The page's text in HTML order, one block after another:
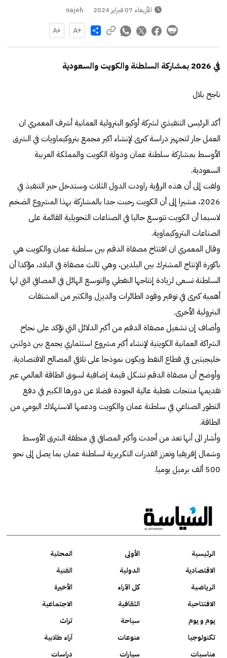
الأربعاء 07 فبراير 2024 najeh
Share
في 2026 بمشاركة السلطنة والكويت والسعودية
ناجح بلال
أكد الرئيس التنفيذي لشركة أوكيو البترولية العمانية أشرف المعمري ان
العمل جار لتجهيز دراسة كبرى لإنشاء اكبر مجمع بتروكيماويات في الشرق
الأوسط بمشاركة سلطنة عمان ودولة الكويت والمملكة العربية
السعودية.
ولفت إلى أن هذه الرؤية راودت الدول الثلاث وستدخل حيز التنفيذ في
2026، مشيرا إلى أن الكويت رحبت جدا بالمشاركة بهذا المشروع الضخم
لاسيما أن الكويت تتوسع حاليا في الصناعات التحويلية القائمة على
الصناعات البتروكيماوية.
وقال المعمري ان افتتاح مصفاة الدقم بين سلطنة عمان والكويت هي
باكورة الإنتاج المشترك بين البلدين، وهي ثالث مصفاة في البلاد، مؤكدا أن
السلطنة تسعى لزيادة إنتاجها النفطي والتوسع الهائل في المصافي التي لها
أهمية كبرى في توفير وقود الطائرات والديزل والكثير من المشتقات
البترولية الأخرى.
وأضاف إن تشغيل مصفاة الدقم من أكبر الدلائل التي تؤكد على نجاح
الشراكة العمانية الكويتية لإنشاء أكبر مشروع استثماري يجمع بين دولتين
خليجيتين في قطاع النفط ويكون نموذجا على تلاقي المصالح الاقتصادية.
وأوضح أن مصفاة الدقم تشكل قيمة إضافية لسوق الطاقة العالمي عبر
تقديمها منتجات نفطية عالية الجودة فضلا عن دورها الكبير في دفع
التطور الصناعي في سلطنة عمان والكويت ودعمها الاستهلاك اليومي من
الطاقة.
وأشار الى أنها تعد من أحدث وأكبر المصافي في منطقة الشرق الأوسط
وشمال إفريقيا وتعزز القدرات التكريرية لسلطنة عمان بما يصل إلى نحو
500 ألف برميل يوميا.
الرئيسية الأولى
المحلية
الاقتصادية
الدولية
الفنية
الرياضية
كل الآراء
الأخيرة
الافتتاحية
الثقافية
الاجتماعية
يوم و يوم
سياحة
تراث
تكنولوجيا
منوعات
آراء طلابية
مناسبات
سيارات دراسات